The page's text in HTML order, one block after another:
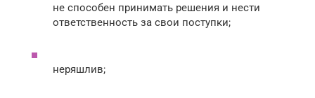
не способен принимать решения и нести
ответственность за свои поступки;
неряшлив;